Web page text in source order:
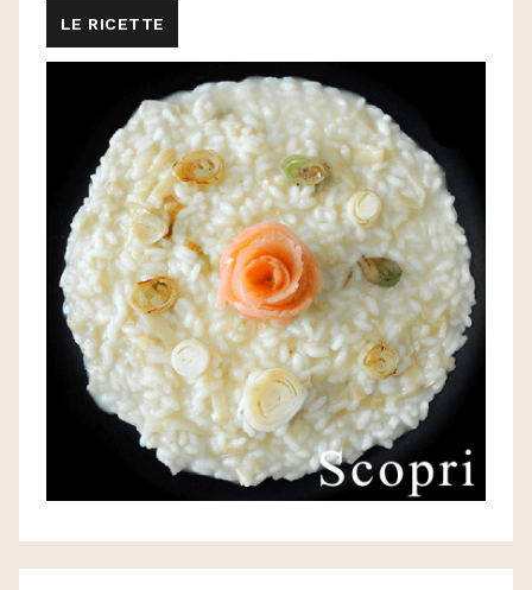
LE RICETTE